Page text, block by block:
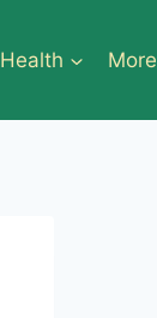
Health More